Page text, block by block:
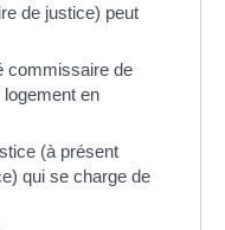
de justice) peut
commissaire de
en
(à présent
qui se charge de